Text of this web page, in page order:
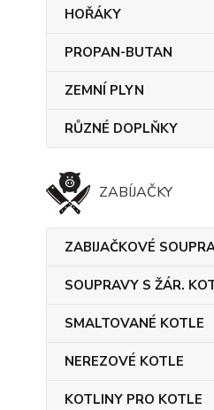
HOŘÁKY
PROPAN-BUTAN
ZEMNÍ PLYN
RŮZNÉ DOPLŇKY
ZABÍJAČKY
ZABIJAČKOVÉ
SOUPRAVY S ŽÁR.
SMALTOVANÉ KOTLE
NEREZOVÉ KOTLE
KOTLINY PRO KOTLE